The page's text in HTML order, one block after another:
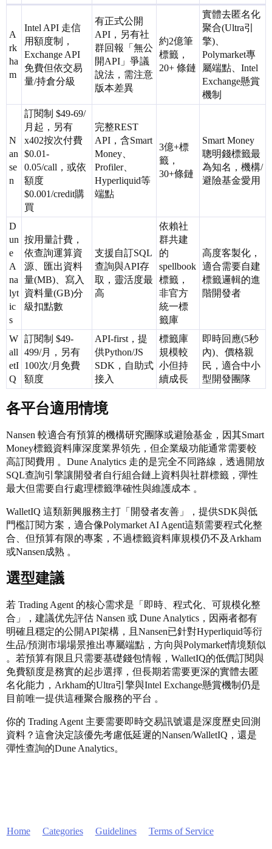
A
rk
ha
m
Intel API 走信
用額度制，
Exchange API
免費但依交易
量/持倉分級
有正式公開
API，另有社
群回報「無公
開API」爭議
說法，需注意
版本差異
約2億筆
標籤，
20+ 條鏈
實體去匿名化
聚合(Ultra引
擎)、
Polymarket專
屬端點、Intel
Exchange懸賞
機制
N
an
se
n
訂閱制 $49-69/
月起，另有
x402按次付費
$0.01-
0.05/call，或依
額度
$0.001/credit購
買
完整REST
API，含Smart
Money、
Profiler、
Hyperliquid等
端點
3億+標
籤，
30+條鏈
Smart Money
聰明錢標籤最
為知名，機構/
避險基金愛用
D
un
e
A
na
lyt
ic
s
按用量計費，
依查詢運算資
源、匯出資料
量(MB)、寫入
資料量(GB)分
級扣點數
支援自訂SQL
查詢與API存
取，靈活度最
高
依賴社
群共建
的
spellbook
標籤，
非官方
統一標
籤庫
高度客製化，
適合需要自建
標籤邏輯的進
階開發者
W
all
etI
Q
訂閱制 $49-
499/月，另有
100次/月免費
額度
API-first，提
供Python/JS
SDK，自助式
接入
標籤庫
規模較
小但持
續成長
即時回應(5秒
內)、價格親
民，適合中小
型開發團隊
各平台適用情境
Nansen 較適合有預算的機構研究團隊或避險基金，因其Smart
Money標籤資料庫深度業界領先，但企業級功能通常需要較
高訂閱費用 。Dune Analytics 走的是完全不同路線，透過開放
SQL查詢引擎讓開發者自行組合鏈上資料與社群標籤，彈性
最大但需要自行處理標籤準確性與維護成本 。
WalletIQ 這類新興服務主打「開發者友善」，提供SDK與低
門檻訂閱方案，適合像Polymarket AI Agent這類需要程式化整
合、但預算有限的專案，不過標籤資料庫規模仍不及Arkham
或Nansen成熟 。
選型建議
若 Trading Agent 的核心需求是「即時、程式化、可規模化整
合」，建議优先評估 Nansen 或 Dune Analytics，因兩者都有
明確且穩定的公開API架構，且Nansen已針對Hyperliquid等衍
生品/預測市場場景推出專屬端點，方向與Polymarket情境類似
。若預算有限且只需要基礎錢包情報，WalletIQ的低價訂閱與
免費額度是務實的起步選擇，但長期若需要更深的實體去匿
名化能力，Arkham的Ultra引擎與Intel Exchange懸賞機制仍是
目前唯一提供這種聚合服務的平台 。
你的 Trading Agent 主要需要即時交易訊號還是深度歷史回測
資料？這會決定該優先考慮低延遲的Nansen/WalletIQ，還是
彈性查詢的Dune Analytics。
Home Categories Guidelines Terms of Service